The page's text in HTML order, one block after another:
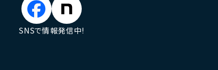
SNSで情報発信中!